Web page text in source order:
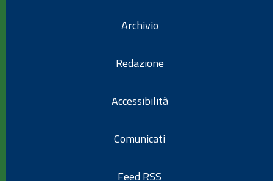
Archivio
Redazione
Accessibilità
Comunicati
Feed RSS